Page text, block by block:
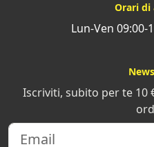
Orari di
Lun-Ven 09:00-
Iscriviti, subito per te 10